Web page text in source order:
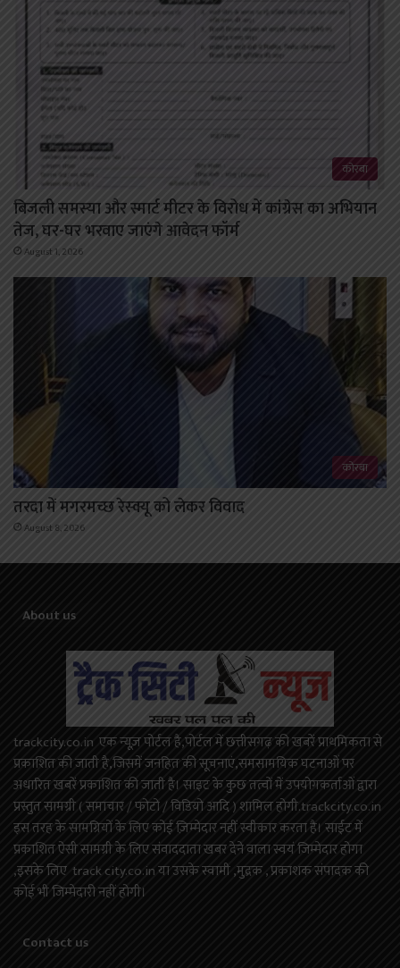
कोरबा
बिजली समस्या और स्मार्ट मीटर के विरोध में कांग्रेस का अभियान
तेज, घर-घर भरवाए जाएंगे आवेदन फॉर्म
August 1, 2026
कोरबा
तरदा में मगरमच्छ रेस्क्यू को लेकर विवाद
August 8, 2026
About us
trackcity.co.in एक न्यूज़ पोर्टल है,पोर्टल में छत्तीसगढ़ की खबरें प्राथमिकता से
प्रकाशित की जाती है,जिसमें जनहित की सूचनाएं,समसामयिक घटनाओं पर
अधारित खबरें प्रकाशित की जाती है। साइट के कुछ तत्वों में उपयोगकर्ताओं द्वारा
प्रस्तुत सामग्री ( समाचार / फोटो / विडियो आदि ) शामिल होगी.trackcity.co.in
इस तरह के सामग्रियों के लिए कोई ज़िम्मेदार नहीं स्वीकार करता है। साईट में
प्रकाशित ऐसी सामग्री के लिए संवाददाता खबर देने वाला स्वयं जिम्मेदार होगा
,इसके लिए track city.co.in या उसके स्वामी ,मुद्रक , प्रकाशक संपादक की
कोई भी जिम्मेदारी नहीं होगी।
Contact us